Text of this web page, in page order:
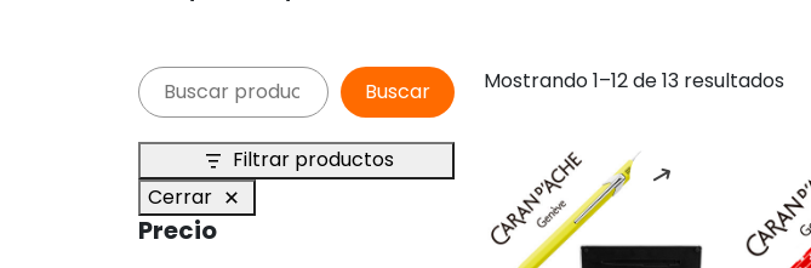
Buscar Buscar
Filtrar productos
Cerrar
Precio
Mostrando 1–12 de 13 resultados
a